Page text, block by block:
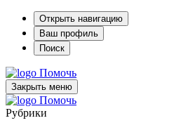
Открыть навигацию
Ваш профиль
Поиск
Помочь
Закрыть меню
Помочь
Рубрики